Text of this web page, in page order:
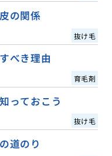
の関係
抜け毛
べき理由
育毛剤
っておこう
抜け毛
道のり